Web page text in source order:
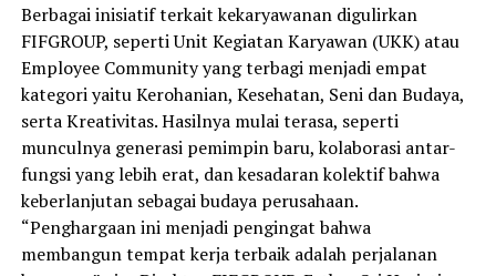
Berbagai inisiatif terkait kekaryawanan digulirkan
FIFGROUP, seperti Unit Kegiatan Karyawan (UKK) atau
Employee Community yang terbagi menjadi empat
kategori yaitu Kerohanian, Kesehatan, Seni dan Budaya,
serta Kreativitas. Hasilnya mulai terasa, seperti
munculnya generasi pemimpin baru, kolaborasi antar-
fungsi yang lebih erat, dan kesadaran kolektif bahwa
keberlanjutan sebagai budaya perusahaan.
“Penghargaan ini menjadi pengingat bahwa
membangun tempat kerja terbaik adalah perjalanan